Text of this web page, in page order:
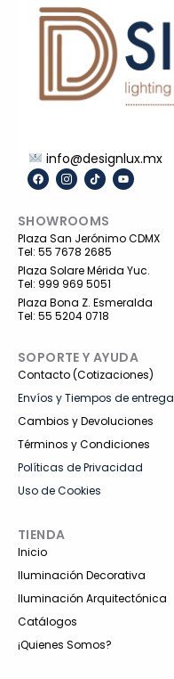
info@designlux.mx
F
a
b
o
o
k
I
c
-
i
n
s
t
a
g
r
a
m
T
i
o
k
Y
o
b
e
SHOWROOMS
Plaza San Jerónimo CDMX
Tel: 55 7678 2685
Plaza Solare Mérida Yuc.
Tel: 999 969 5051
Plaza Bona Z. Esmeralda
Tel: 55 5204 0718
SOPORTE Y AYUDA
Contacto (Cotizaciones)
Envíos y Tiempos de entrega
Cambios y Devoluciones
Términos y Condiciones
Políticas de Privacidad
Uso de Cookies
TIENDA
Inicio
Iluminación Decorativa
Iluminación Arquitectónica
Catálogos
¡Quienes Somos?